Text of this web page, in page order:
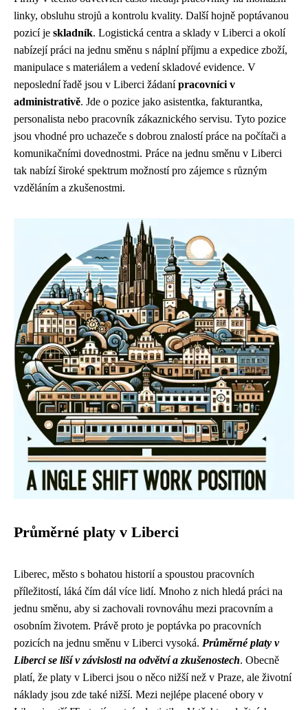
linky, obsluhu strojů a kontrolu kvality. Další hojně poptávanou
pozicí je skladník. Logistická centra a sklady v Liberci a okolí
nabízejí práci na jednu směnu s náplní příjmu a expedice zboží,
manipulace s materiálem a vedení skladové evidence. V
neposlední řadě jsou v Liberci žádanípracovníci v
administrativě. Jde o pozice jako asistentka, fakturantka,
personalista nebo pracovník zákaznického servisu. Tyto pozice
jsou vhodné pro uchazeče s dobrou znalostí práce na počítači a
komunikačními dovednostmi. Práce na jednu směnu v Liberci
tak nabízí široké spektrum možností pro zájemce s různým
vzděláním a zkušenostmi.
Průměrné platy v Liberci
Liberec, město s bohatou historií a spoustou pracovních
příležitostí, láká čím dál více lidí. Mnoho z nich hledá práci na
jednu směnu, aby si zachovali rovnováhu mezi pracovním a
osobním životem. Právě proto je poptávka po pracovních
pozicích na jednu směnu v Liberci vysoká. Průměrné platy v
Liberci se liší v závislosti na odvětví a zkušenostech. Obecně
platí, že platy v Liberci jsou o něco nižší než v Praze, ale životní
náklady jsou zde také nižší. Mezi nejlépe placené obory v